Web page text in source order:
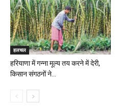
हलचल
हरियाणा में गन्ना मूल्य तय करने में देरी,
किसान संगठनों ने...